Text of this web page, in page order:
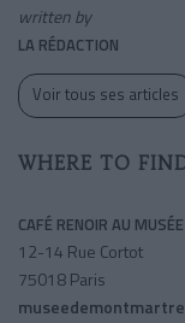
written by
LA RÉDACTION
Voir tous ses articles
WHERE TO
CAFÉ RENOIR AU
12-14 Rue Cortot
75018 Paris